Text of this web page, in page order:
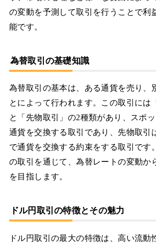
の変動を予測して取引を行うことで利
能です。
為替取引の基礎知識
為替取引の基本は、ある通貨を売り、
とによって行われます。この取引には
と「先物取引」の2種類があり、スポ
通貨を交換する取引であり、先物取引
で通貨を交換する約束をする取引です
の取引を通じて、為替レートの変動か
を目指します。
ドル円取引の特徴とその魅力
ドル円取引の最大の特徴は、高い流動